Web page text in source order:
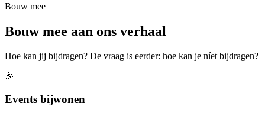
Bouw mee
Bouw mee aan ons verhaal
Hoe kan jij bijdragen? De vraag is eerder: hoe kan je níet bijdragen?
🎉
Events bijwonen